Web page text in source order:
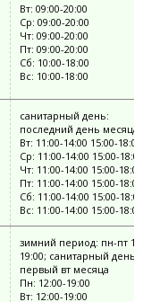
Вт: 09:00-20:00
Ср: 09:00-20:00
Чт: 09:00-20:00
Пт: 09:00-20:00
Сб: 10:00-18:00
Вс: 10:00-18:00
санитарный день:
последний день месяца
Вт: 11:00-14:00 15:00-18:00
Ср: 11:00-14:00 15:00-18:00
Чт: 11:00-14:00 15:00-18:00
Пт: 11:00-14:00 15:00-18:00
Сб: 11:00-14:00 15:00-18:00
Вс: 11:00-14:00 15:00-18:00
зимний период: пн-пт
19:00; санитарный день:
первый вт месяца
Пн: 12:00-19:00
Вт: 12:00-19:00